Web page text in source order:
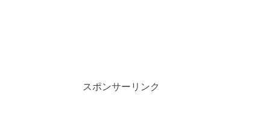
スポンサーリンク